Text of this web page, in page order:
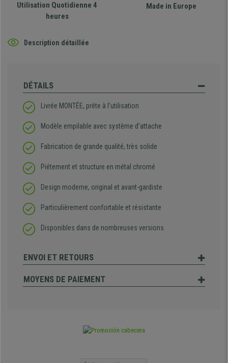
Utilisation Quotidienne 4
heures
Made in Europe
Description détaillée
DÉTAILS
Livrée MONTÉE, prête à l’utilisation
Modèle empilable avec système d’attache
Fabrication de grande qualité, très solide
Piétement et structure en métal chromé
Design moderne, original et avant-gardiste
Particulièrement confortable et résistante
Disponibles dans de nombreuses versions
ENVOI ET RETOURS
MOYENS DE PAIEMENT